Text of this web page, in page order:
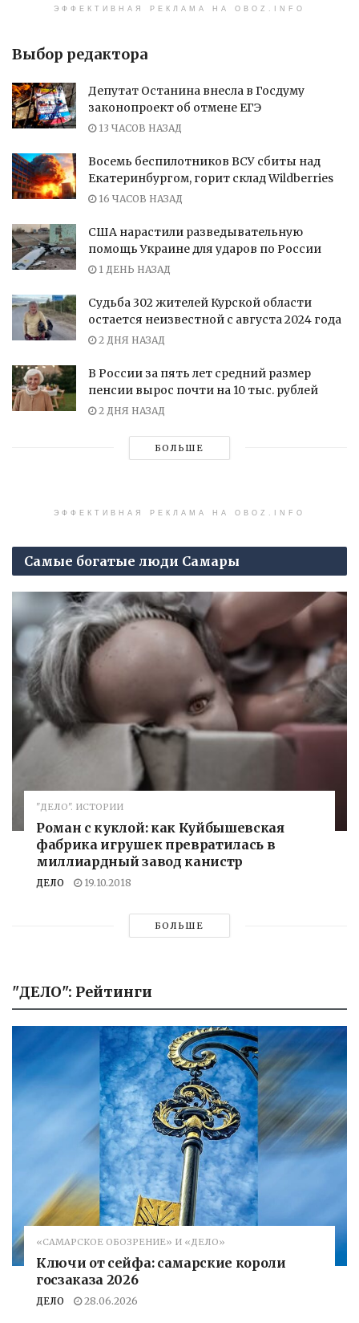
ЭФФЕКТИВНАЯ РЕКЛАМА НА OBOZ.INFO
Выбор редактора
Депутат Останина внесла в Госдуму
законопроект об отмене ЕГЭ
13 ЧАСОВ НАЗАД
Восемь беспилотников ВСУ сбиты над
Екатеринбургом, горит склад Wildberries
16 ЧАСОВ НАЗАД
США нарастили разведывательную
помощь Украине для ударов по России
1 ДЕНЬ НАЗАД
Судьба 302 жителей Курской области
остается неизвестной с августа 2024 года
2 ДНЯ НАЗАД
В России за пять лет средний размер
пенсии вырос почти на 10 тыс. рублей
2 ДНЯ НАЗАД
БОЛЬШЕ
ЭФФЕКТИВНАЯ РЕКЛАМА НА OBOZ.INFO
Самые богатые люди Самары
"ДЕЛО". ИСТОРИИ
Роман с куклой: как Куйбышевская
фабрика игрушек превратилась в
миллиардный завод канистр
ДЕЛО 19.10.2018
БОЛЬШЕ
"ДЕЛО": Рейтинги
«САМАРСКОЕ ОБОЗРЕНИЕ» И «ДЕЛО»
Ключи от сейфа: самарские короли
госзаказа 2026
ДЕЛО 28.06.2026